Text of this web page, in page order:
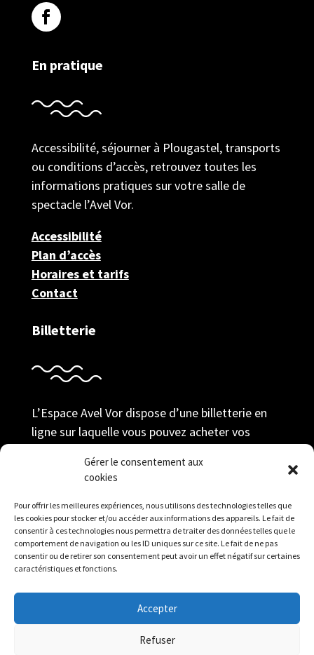
Gérer le consentement aux
cookies
Pour offrir les meilleures expériences, nous utilisons des technologies telles que
les cookies pour stocker et/ou accéder aux informations des appareils. Le fait de
consentir à ces technologies nous permettra de traiter des données telles que le
comportement de navigation ou les ID uniques sur ce site. Le fait de ne pas
consentir ou de retirer son consentement peut avoir un effet négatif sur certaines
caractéristiques et fonctions.
Accepter
Refuser
En pratique
Accessibilité, séjourner à Plougastel, transports
ou conditions d’accès, retrouvez toutes les
informations pratiques sur votre salle de
spectacle l’Avel Vor.
Accessibilité
Plan d’accès
Horaires et tarifs
Contact
Billetterie
L’Espace Avel Vor dispose d’une billetterie en
ligne sur laquelle vous pouvez acheter vos
adhésion et gérer votre compte durant toute la
Réserver
Politique de confidentialité